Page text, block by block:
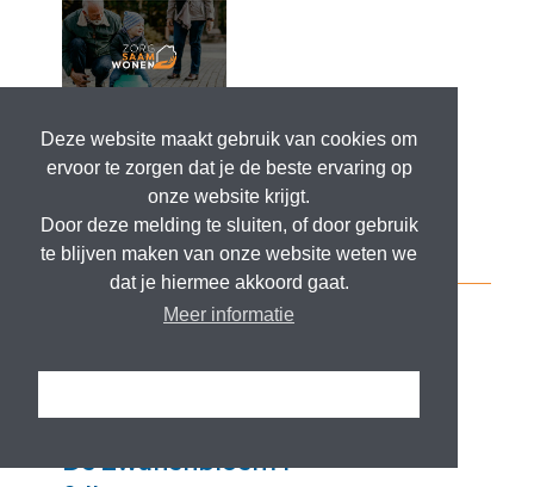
Deze website maakt gebruik van cookies om
ervoor te zorgen dat je de beste ervaring op
onze website krijgt.
Door deze melding te sluiten, of door gebruik
te blijven maken van onze website weten we
dat je hiermee akkoord gaat.
Meer informatie